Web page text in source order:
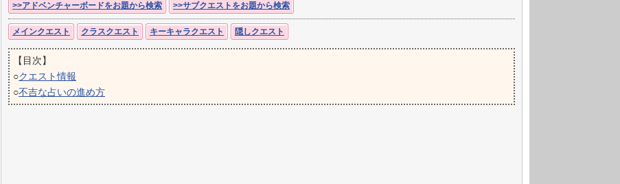
>>アドベンチャーボードをお題から検索 >>サブクエストをお題から検索
メインクエスト クラスクエスト キーキャラクエスト 隠しクエスト
【目次】
○クエスト情報
○不吉な占いの進め方